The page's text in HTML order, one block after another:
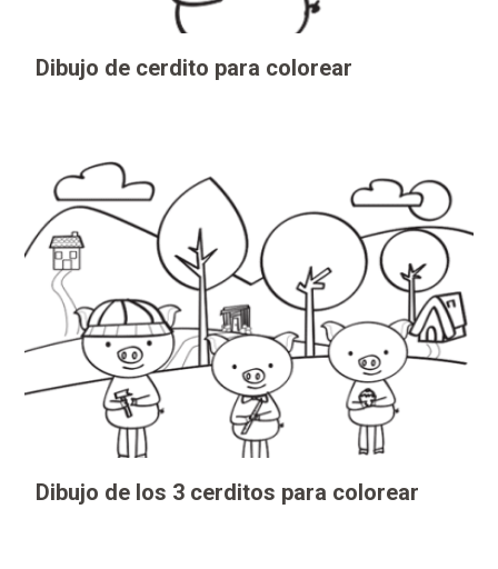
Dibujo de cerdito para colorear
Dibujo de los 3 cerditos para colorear